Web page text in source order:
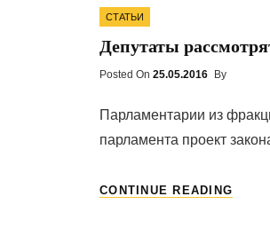
Categories
СТАТЬИ
Депутаты
Posted On Posted
25.05.2016 By
Парламентарии из
парламента проект
CONTINUE READING